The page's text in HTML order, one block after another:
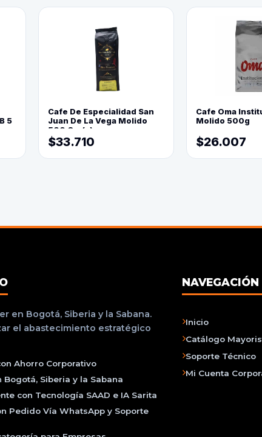
5
Cafe De Especialidad San
Juan De La Vega Molido
500 Grs(=)
$33.710
Cafe Oma
Molido 500g
$26.007
en Bogotá, Siberia y la Sabana.
el abastecimiento estratégico
Ahorro Corporativo
Siberia y la Sabana
con Tecnología SAAD e IA Sarita
Pedido Vía WhatsApp y Soporte
Inicio
Catálogo
Soporte Técnico
Mi Cuenta